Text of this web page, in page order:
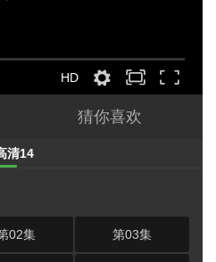
HD
猜你喜欢
清14
02集 第03集